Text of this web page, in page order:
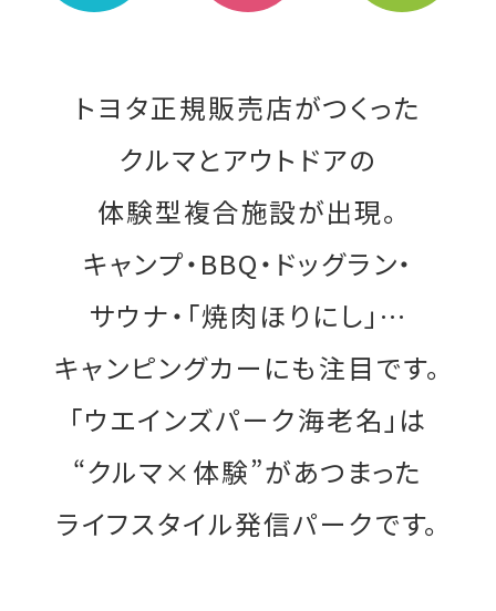
トヨタ正規販売店がつくった
クルマとアウトドアの
体験型複合施設が出現。
キャンプ・BBQ・ドッグラン・
サウナ・「焼肉ほりにし」…
キャンピングカーにも注目です。
「ウエインズパーク海老名」は
“クルマ×体験”があつまった
ライフスタイル発信パークです。